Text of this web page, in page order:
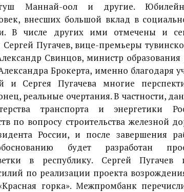
Маннай-оол и другие.
внесших большой вклад в
В числе других ими отмечены и
Пугачев, вице-премьеры
Свинцов, министр образования
Брокерта, именно благодаря
и Сергея Пугачева многие
реальные очертания. В частности,
транспорта и энергетики
по вопросу строительства железной
России, и после завершения
будет разработан
в республику. Сергей
по реализации проекта
горка». Межпромбанк